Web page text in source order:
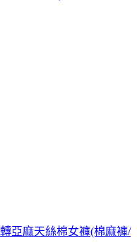
亞麻天絲棉女褲(棉麻褲/